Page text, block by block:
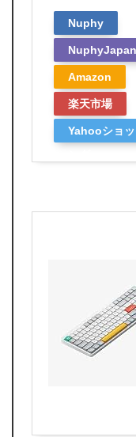
Nuphy
NuphyJapan
Amazon
楽天市場
Yahooショ